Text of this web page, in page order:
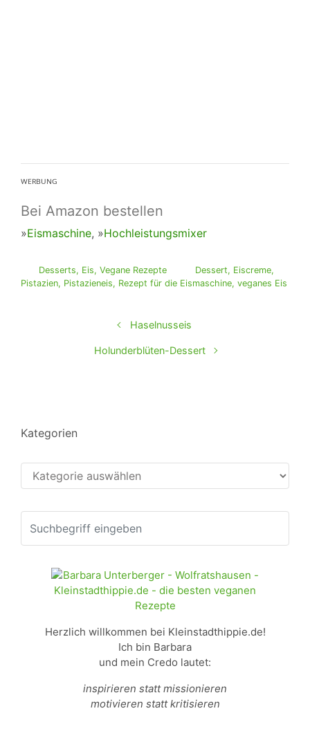
ᵂᴱᴿᴮᵁᴺᴳ
Bei Amazon bestellen
»Eismaschine, »Hochleistungsmixer
Desserts, Eis, Vegane Rezepte Dessert, Eiscreme,
Pistazien, Pistazieneis, Rezept für die Eismaschine, veganes Eis
Haselnusseis
Holunderblüten-Dessert
Kategorien
Kategorien
Herzlich willkommen bei Kleinstadthippie.de!
Ich bin Barbara
und mein Credo lautet:
inspirieren statt missionieren
motivieren statt kritisieren